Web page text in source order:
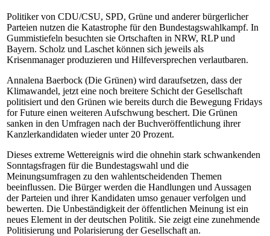
Politiker von CDU/CSU, SPD, Grüne und anderer bürgerlicher
Parteien nutzen die Katastrophe für den Bundestagswahlkampf. In
Gummistiefeln besuchten sie Ortschaften in NRW, RLP und
Bayern. Scholz und Laschet können sich jeweils als
Krisenmanager produzieren und Hilfeversprechen verlautbaren.
Annalena Baerbock (Die Grünen) wird daraufsetzen, dass der
Klimawandel, jetzt eine noch breitere Schicht der Gesellschaft
politisiert und den Grünen wie bereits durch die Bewegung Fridays
for Future einen weiteren Aufschwung beschert. Die Grünen
sanken in den Umfragen nach der Buchveröffentlichung ihrer
Kanzlerkandidaten wieder unter 20 Prozent.
Dieses extreme Wettereignis wird die ohnehin stark schwankenden
Sonntagsfragen für die Bundestagswahl und die
Meinungsumfragen zu den wahlentscheidenden Themen
beeinflussen. Die Bürger werden die Handlungen und Aussagen
der Parteien und ihrer Kandidaten umso genauer verfolgen und
bewerten. Die Unbeständigkeit der öffentlichen Meinung ist ein
neues Element in der deutschen Politik. Sie zeigt eine zunehmende
Politisierung und Polarisierung der Gesellschaft an.